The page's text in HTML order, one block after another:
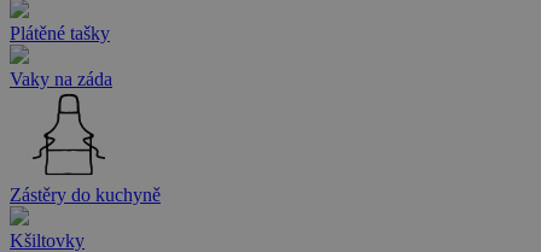
Plátěné tašky
Vaky na záda
Zástěry do kuchyně
Kšiltovky